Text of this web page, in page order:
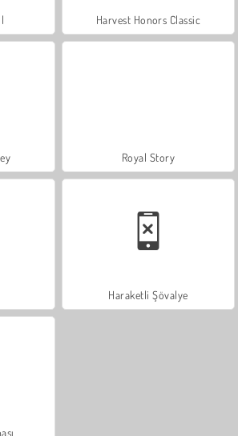
Harvest Honors Classic
Royal Story
Haraketli Şövalye